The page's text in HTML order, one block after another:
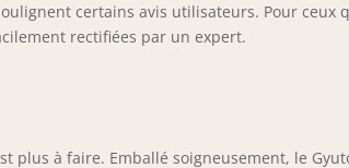
certains avis utilisateurs. Pour ceux
rectifiées par un expert.
plus à faire. Emballé soigneusement, le